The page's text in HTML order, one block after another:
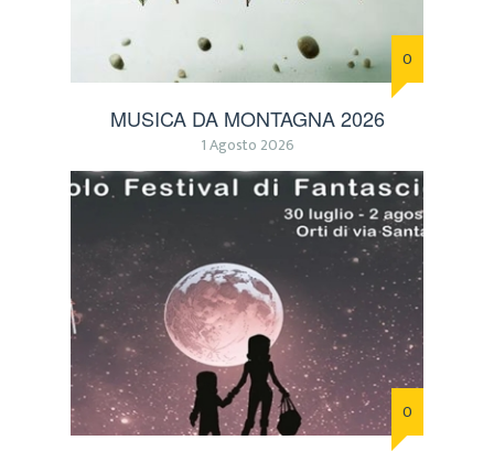
0
MUSICA DA MONTAGNA 2026
1 Agosto 2026
0